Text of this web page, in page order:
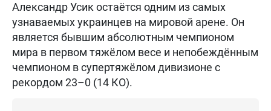
Александр Усик остаётся одним из самых
узнаваемых украинцев на мировой арене. Он
является бывшим абсолютным чемпионом
мира в первом тяжёлом весе и непобеждённым
чемпионом в супертяжёлом дивизионе с
рекордом 23–0 (14 КО).